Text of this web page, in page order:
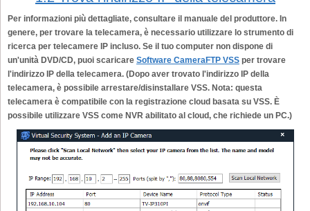
Per informazioni più dettagliate, consultare il manuale del produttore. In
genere, per trovare la telecamera, è necessario utilizzare lo strumento di
ricerca per telecamere IP incluso. Se il tuo computer non dispone di
un'unità DVD/CD, puoi scaricare Software CameraFTP VSS per trovare
l'indirizzo IP della telecamera. (Dopo aver trovato l'indirizzo IP della
telecamera, è possibile arrestare/disinstallare VSS. Nota: questa
telecamera è compatibile con la registrazione cloud basata su VSS. È
possibile utilizzare VSS come NVR abilitato al cloud, che richiede un PC.)